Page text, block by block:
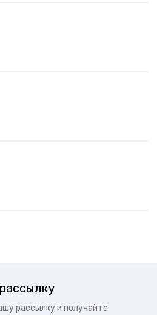
рассылку и получайте